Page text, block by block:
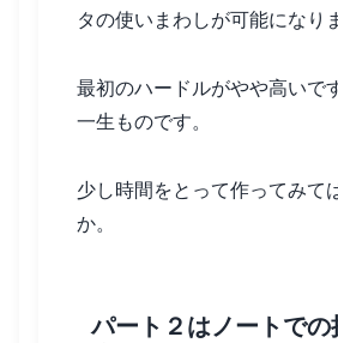
タの使いまわしが可能になり
最初のハードルがやや高いで
一生ものです。
少し時間をとって作ってみて
か。
パート２はノートでの